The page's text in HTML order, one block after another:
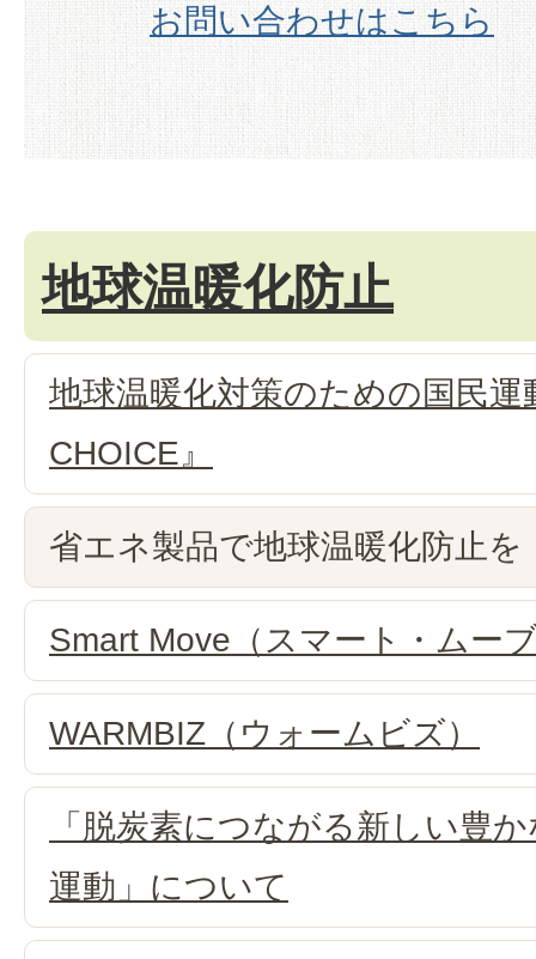
お問い合わせはこちら
地球温暖化防止
地球温暖化対策のための国民運
CHOICE』
省エネ製品で地球温暖化防止を
Smart Move（スマート・ムー
WARMBIZ（ウォームビズ）
「脱炭素につながる新しい豊
運動」について